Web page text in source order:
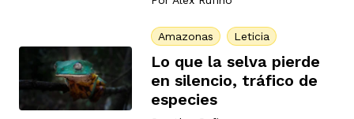
Amazonas Leticia
Lo que la selva pierde
en silencio, tráfico de
especies
equipo